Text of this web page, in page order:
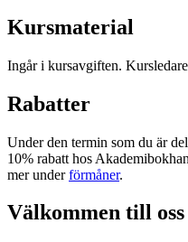
Kursmaterial
Ingår i kursavgiften.
Rabatter
Under den termin som du är
10% rabatt hos
mer underförmåner.
Välkommen till oss